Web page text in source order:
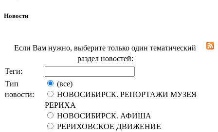
Новости
Если Вам нужно, выберите только один тематический
раздел новостей:
Теги:
Тип
новости:
(все)
НОВОСИБИРСК. РЕПОРТАЖИ МУЗЕЯ
РЕРИХА
НОВОСИБИРСК. АФИША
РЕРИХОВСКОЕ ДВИЖЕНИЕ